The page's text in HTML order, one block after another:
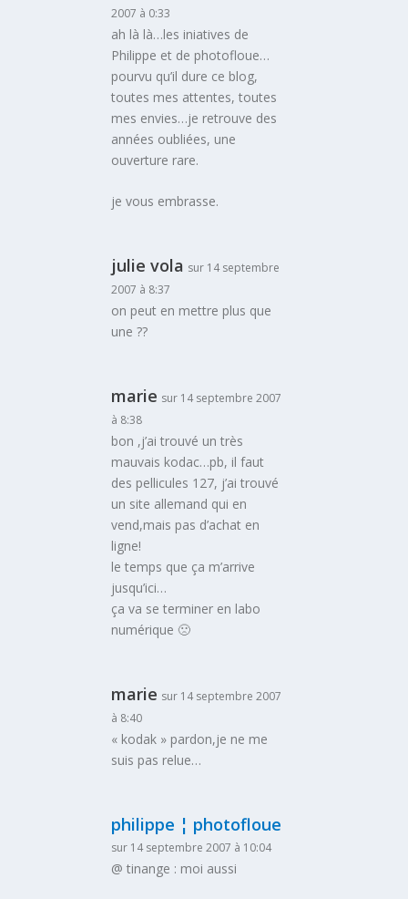
2007 à 0:33
ah là là…les iniatives de
Philippe et de photofloue…
pourvu qu’il dure ce blog,
toutes mes attentes, toutes
mes envies…je retrouve des
années oubliées, une
ouverture rare.
je vous embrasse.
julie vola sur 14 septembre
2007 à 8:37
on peut en mettre plus que
une ??
marie sur 14 septembre 2007
à 8:38
bon ,j’ai trouvé un très
mauvais kodac…pb, il faut
des pellicules 127, j’ai trouvé
un site allemand qui en
vend,mais pas d’achat en
ligne!
le temps que ça m’arrive
jusqu’ici…
ça va se terminer en labo
numérique 🙁
marie sur 14 septembre 2007
à 8:40
« kodak » pardon,je ne me
suis pas relue…
philippe ¦ photofloue
sur 14 septembre 2007 à 10:04
@ tinange : moi aussi